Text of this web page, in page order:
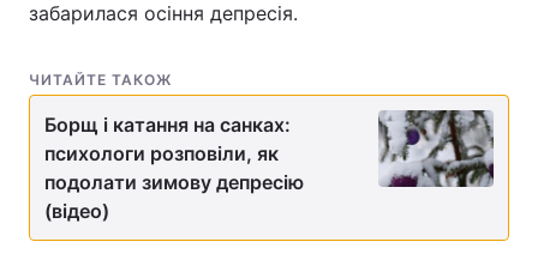
Україна Політика
Економіка
Спорт Наука
Техно і зв'язок Лайт
Зброя Інциденти
забарилася осіння депресія.
ЧИТАЙТЕ ТАКОЖ
Борщ і катання на санках:
психологи розповіли, як
подолати зимову депресію
(відео)